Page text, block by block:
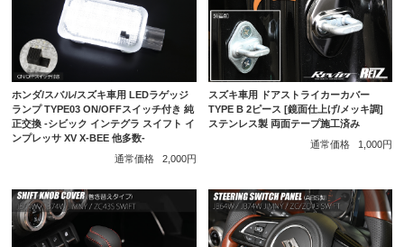
ホンダ/スバル/スズキ車用 LEDラゲッジ
ランプ TYPE03 ON/OFFスイッチ付き 純
正交換 -シビック インテグラ スイフト イ
ンプレッサ XV X-BEE 他多数-
通常価格
2,000円
スズキ車用 ドアストライカーカバー
TYPE B 2ピース [鏡面仕上げ/メッキ調]
ステンレス製 両面テープ施工済み
通常価格
1,000円